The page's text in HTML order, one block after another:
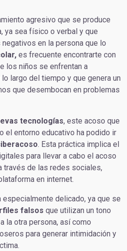
agresivo que se produce
ya sea físico o verbal y que
en la persona que lo
es frecuente encontrarte con
los niños se enfrentan a
largo del tiempo y que genera un
que desembocan en problemas
tecnologías, este acoso que
el entorno educativo ha podido ir
. Esta práctica implica el
para llevar a cabo el acoso
través de las redes sociales,
en internet.
especialmente delicado, ya que se
falsos que utilizan un tono
la otra persona, así como
para generar intimidación y